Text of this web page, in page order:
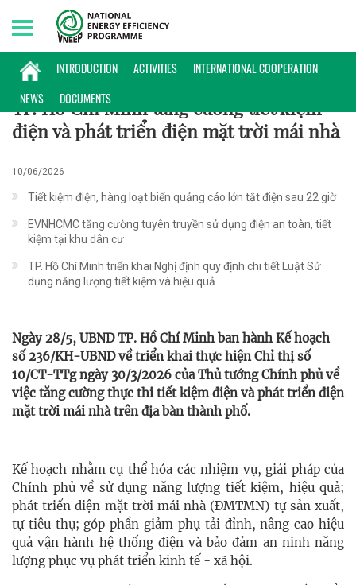
INTRODUCTION ACTIVITIES
INTERNATIONAL COOPERATION
NEWS
DOCUMENTS
Friday, 07/08/2026 | 16:31 GMT+7
CHÍNH SÁCH
TP. Hồ Chí Minh tăng cường tiết kiệm
điện và phát triển điện mặt trời mái nhà
10/06/2026
Tiết kiệm điện, hàng loạt biển quảng cáo lớn tắt điện sau 22 giờ
EVNHCMC tăng cường tuyên truyền sử dụng điện an toàn, tiết
kiệm tại khu dân cư
TP. Hồ Chí Minh triển khai Nghị định quy định chi tiết Luật Sử
dụng năng lượng tiết kiệm và hiệu quả
Ngày 28/5, UBND TP. Hồ Chí Minh ban hành Kế hoạch
số 236/KH-UBND về triển khai thực hiện Chỉ thị số
10/CT-TTg ngày 30/3/2026 của Thủ tướng Chính phủ về
việc tăng cường thực thi tiết kiệm điện và phát triển điện
mặt trời mái nhà trên địa bàn thành phố.
Kế hoạch nhằm cụ thể hóa các nhiệm vụ, giải pháp của
Chính phủ về sử dụng năng lượng tiết kiệm, hiệu quả;
phát triển điện mặt trời mái nhà (ĐMTMN) tự sản xuất,
tự tiêu thụ; góp phần giảm phụ tải đỉnh, nâng cao hiệu
quả vận hành hệ thống điện và bảo đảm an ninh năng
lượng phục vụ phát triển kinh tế - xã hội.